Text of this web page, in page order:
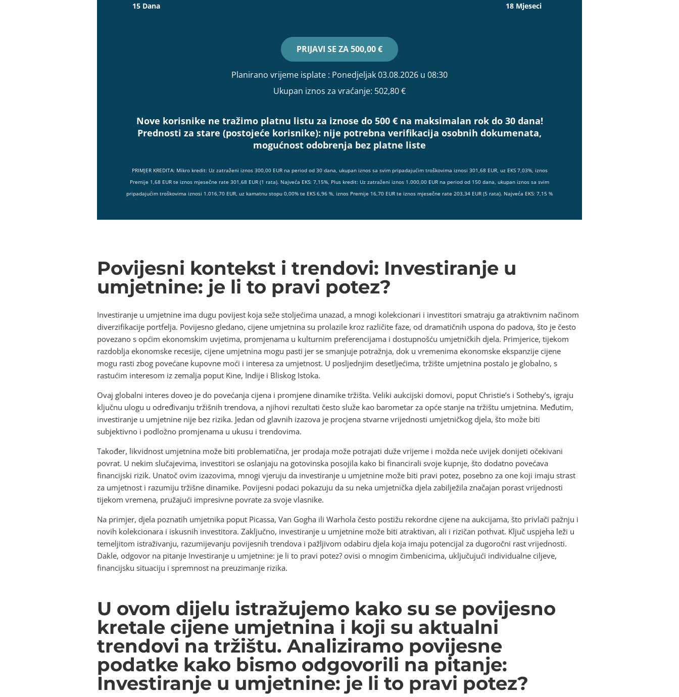
15 Dana 18 Mjeseci
PRIJAVI SE ZA500,00 €
Planirano vrijeme isplate : Ponedjeljak 03.08.2026 u 08:30
Ukupan iznos za vraćanje: 502,80 €
Nove korisnike ne tražimo platnu listu za iznose do 500 € na maksimalan rok do 30 dana!
Prednosti za stare (postojeće korisnike): nije potrebna verifikacija osobnih dokumenata,
mogućnost odobrenja bez platne liste
PRIMJER KREDITA: Mikro kredit: Uz zatraženi iznos 300,00 EUR na period od 30 dana, ukupan iznos sa svim pripadajućim troškovima iznosi 301,68 EUR, uz EKS 7,03%, iznos
Premije 1,68 EUR te iznos mjesečne rate 301,68 EUR (1 rata). Najveća EKS: 7,15%, Plus kredit: Uz zatraženi iznos 1.000,00 EUR na period od 150 dana, ukupan iznos sa svim
pripadajućim troškovima iznosi 1.016,70 EUR, uz kamatnu stopu 0,00% te EKS 6,96 %, iznos Premije 16,70 EUR te iznos mjesečne rate 203,34 EUR (5 rata). Najveća EKS: 7,15 %
Povijesni kontekst i trendovi: Investiranje u
umjetnine: je li to pravi potez?
Investiranje u umjetnine ima dugu povijest koja seže stoljećima unazad, a mnogi kolekcionari i investitori smatraju ga atraktivnim načinom
diverzifikacije portfelja. Povijesno gledano, cijene umjetnina su prolazile kroz različite faze, od dramatičnih uspona do padova, što je često
povezano s općim ekonomskim uvjetima, promjenama u kulturnim preferencijama i dostupnošću umjetničkih djela. Primjerice, tijekom
razdoblja ekonomske recesije, cijene umjetnina mogu pasti jer se smanjuje potražnja, dok u vremenima ekonomske ekspanzije cijene
mogu rasti zbog povećane kupovne moći i interesa za umjetnost. U posljednjim desetljećima, tržište umjetnina postalo je globalno, s
rastućim interesom iz zemalja poput Kine, Indije i Bliskog Istoka.
Ovaj globalni interes doveo je do povećanja cijena i promjene dinamike tržišta. Veliki aukcijski domovi, poput Christie’s i Sotheby’s, igraju
ključnu ulogu u određivanju tržišnih trendova, a njihovi rezultati često služe kao barometar za opće stanje na tržištu umjetnina. Međutim,
investiranje u umjetnine nije bez rizika. Jedan od glavnih izazova je procjena stvarne vrijednosti umjetničkog djela, što može biti
subjektivno i podložno promjenama u ukusu i trendovima.
Također, likvidnost umjetnina može biti problematična, jer prodaja može potrajati duže vrijeme i možda neće uvijek donijeti očekivani
povrat. U nekim slučajevima, investitori se oslanjaju na gotovinska posojila kako bi financirali svoje kupnje, što dodatno povećava
financijski rizik. Unatoč ovim izazovima, mnogi vjeruju da investiranje u umjetnine može biti pravi potez, posebno za one koji imaju strast
za umjetnost i razumiju tržišne dinamike. Povijesni podaci pokazuju da su neka umjetnička djela zabilježila značajan porast vrijednosti
tijekom vremena, pružajući impresivne povrate za svoje vlasnike.
Na primjer, djela poznatih umjetnika poput Picassa, Van Gogha ili Warhola često postižu rekordne cijene na aukcijama, što privlači pažnju i
novih kolekcionara i iskusnih investitora. Zaključno, investiranje u umjetnine može biti atraktivan, ali i rizičan pothvat. Ključ uspjeha leži u
temeljitom istraživanju, razumijevanju povijesnih trendova i pažljivom odabiru djela koja imaju potencijal za dugoročni rast vrijednosti.
Dakle, odgovor na pitanje Investiranje u umjetnine: je li to pravi potez? ovisi o mnogim čimbenicima, uključujući individualne ciljeve,
financijsku situaciju i spremnost na preuzimanje rizika.
U ovom dijelu istražujemo kako su se povijesno
kretale cijene umjetnina i koji su aktualni
trendovi na tržištu. Analiziramo povijesne
podatke kako bismo odgovorili na pitanje:
Investiranje u umjetnine: je li to pravi potez?